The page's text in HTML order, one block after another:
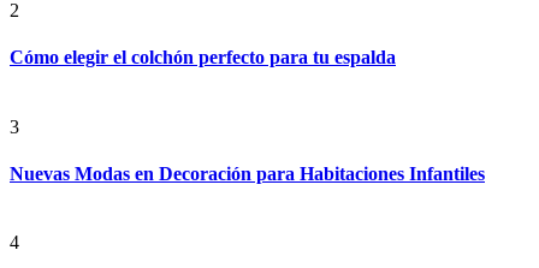
2
Cómo elegir el colchón perfecto para tu espalda
3
Nuevas Modas en Decoración para Habitaciones Infantiles
4